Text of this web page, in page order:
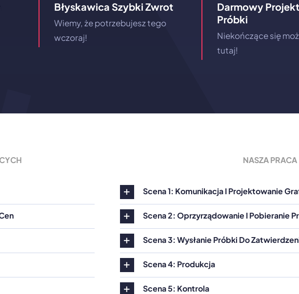
Błyskawica Szybki Zwrot
Wiemy, że potrzebujesz tego
wczoraj!
Darmowy
Próbki
Niekończące się
tutaj!
NASZA PRACA
Scena 1: Komunikacja I Projektowanie
Scena 2: Oprzyrządowanie I Pobieranie
Scena 3: Wysłanie Próbki Do
Scena 4: Produkcja
Scena 5: Kontrola